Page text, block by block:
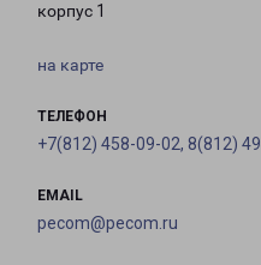
корпус 1
на карте
ТЕЛЕФОН
+7(812) 458-09-02, 8(812)
EMAIL
pecom@pecom.ru